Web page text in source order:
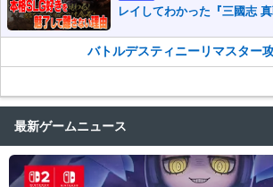
レイしてわかった『三國志
バトルデスティニーリマスター
最新ゲームニュース